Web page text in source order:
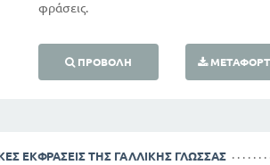
φράσεις.
ΠΡΟΒΟΛΉ
ΕΚΦΡΑΣΕΙΣ ΤΗΣ ΓΑΛΛΙΚΗΣ ΓΛΩΣΣΑΣ